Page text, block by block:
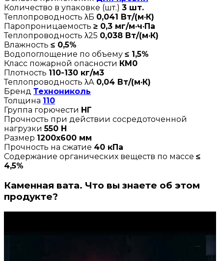
Количество в упаковке (шт.) 3 шт.
Теплопроводность λБ 0,041 Вт/(м·К)
Паропроницаемость ≥ 0,3 мг/м·ч·Па
Теплопроводность λ25 0,038 Вт/(м·К)
Влажность ≤ 0,5%
Водопоглощение по объему ≤ 1,5%
Класс пожарной опасности КМ0
Плотность 110-130 кг/м3
Теплопроводность λА 0,04 Вт/(м·К)
Бренд Технониколь
Толщина 110
Группа горючести НГ
Прочность при действии сосредоточенной
нагрузки550 Н
Размер 1200х600 мм
Прочность на сжатие 40 кПа
Содержание органических веществ по массе ≤
4,5%
Каменная вата. Что вы знаете об этом
продукте?